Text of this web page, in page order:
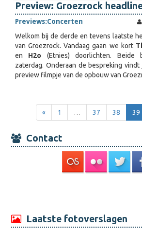
Preview: Groezrock
Previews:Concerten
Welkom bij de derde en tevens laatste
van Groezrock. Vandaag gaan we kort
en H2o (Etnies) doorlichten. Beide
zaterdag. Onderaan de bespreking
preview filmpje van de opbouw van
« 1 … 37 38 39
Contact
Laatste fotoverslagen